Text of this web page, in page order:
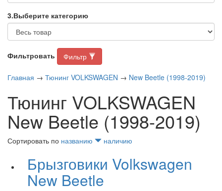
3.Выберите категорию
Фильтровать Фильтр
Главная → Тюнинг VOLKSWAGEN → New Beetle (1998-2019)
Тюнинг VOLKSWAGEN
New Beetle (1998-2019)
Сортировать по названию наличию
Брызговики Volkswagen
New Beetle